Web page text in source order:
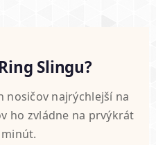
Slingu?
nosičov najrýchlejší na
ho zvládne na prvýkrát